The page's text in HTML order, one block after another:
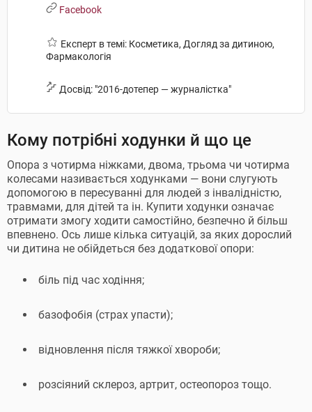
Facebook
Експерт в темі: Косметика, Догляд за дитиною,
Фармакологія
Досвід: "2016-дотепер — журналістка"
Кому потрібні ходунки й що це
Опора з чотирма ніжками, двома, трьома чи чотирма
колесами називається ходунками — вони слугують
допомогою в пересуванні для людей з інвалідністю,
травмами, для дітей та ін. Купити ходунки означає
отримати змогу ходити самостійно, безпечно й більш
впевнено. Ось лише кілька ситуацій, за яких дорослий
чи дитина не обійдеться без додаткової опори:
біль під час ходіння;
базофобія (страх упасти);
відновлення після тяжкої хвороби;
розсіяний склероз, артрит, остеопороз тощо.